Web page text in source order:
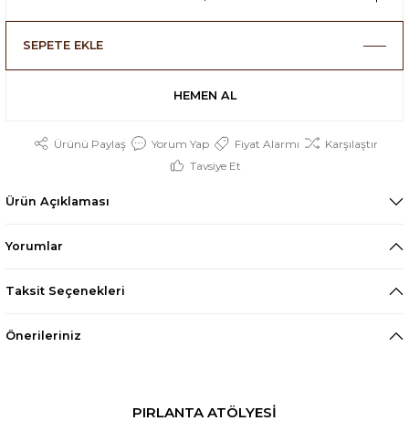
SEPETE EKLE
HEMEN AL
Ürünü Paylaş Yorum Yap Fiyat Alarmı
Karşılaştır
Tavsiye Et
Ürün Açıklaması
Yorumlar
Taksit Seçenekleri
Önerileriniz
PIRLANTA ATÖLYESİ